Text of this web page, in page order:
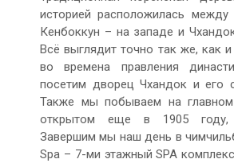
историей расположилась между
Кенбоккун – на западе и
Всё выглядит точно так же, как
во времена правления
посетим дворец Чхандок и его
Также мы побываем на
открытом еще в 1905 году,
Завершим мы наш день в
Spa – 7-ми этажный SPA